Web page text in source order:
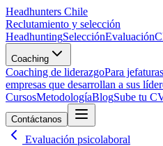
Headhunters Chile
Reclutamiento y selección
HeadhuntingSelecciónEvaluación
Coaching
Coaching de liderazgoPara
empresas que desarrollan a sus
CursosMetodologíaBlogSube tu
Contáctanos
Evaluación psicolaboral